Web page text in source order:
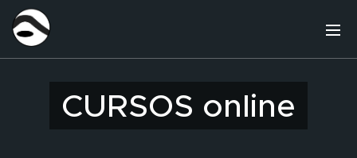
CURSOS online